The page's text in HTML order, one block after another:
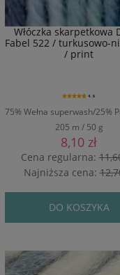
Włóczka skarpetkowa
Fabel 522 / turkusowo-
/ print
75% Wełna superwash/25%
205 m / 50 g
4.9
8,10 zł
Cena regularna:
Najniższa cena:
DO KOSZYKA